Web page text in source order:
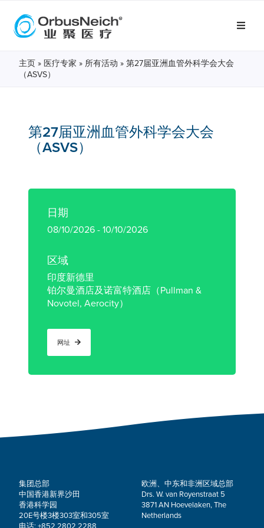
主页 » 医疗专家 » 所有活动 » 第27届亚洲血管外科学会大会
（ASVS）
第27届亚洲血管外科学会大会
（ASVS）
日期
08/10/2026 - 10/10/2026
区域
印度新德里
铂尔曼酒店及诺富特酒店（Pullman &
Novotel, Aerocity）
网址
集团总部
中国香港新界沙田
香港科学园
20E号楼3楼303室和305室
欧洲、中东和非洲区域总部
Drs. W. van Royenstraat 5
3871 AN Hoevelaken, The
Netherlands